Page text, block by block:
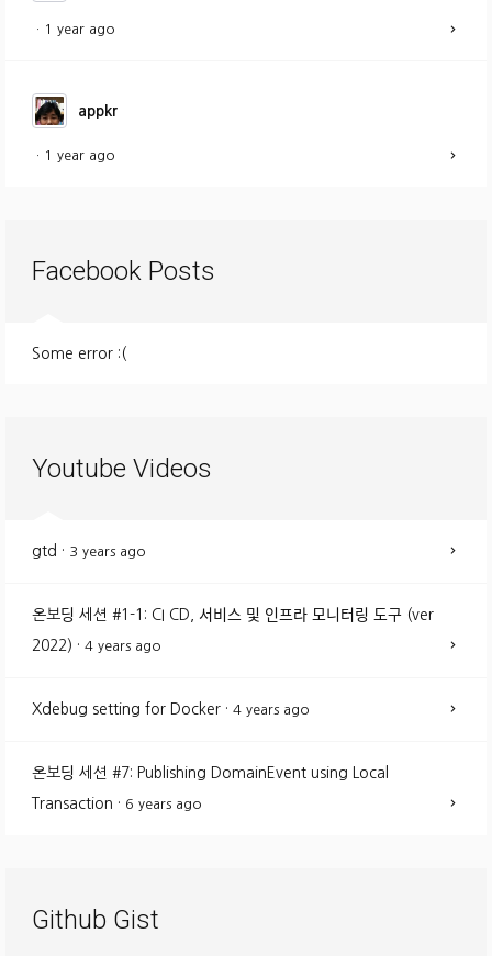
· 1 year ago
appkr
· 1 year ago
Facebook Posts
Some error :(
Youtube Videos
gtd · 3 years ago
온보딩 세션 #1-1: CI CD, 서비스 및 인프라 모니터링 도구 (ver
2022) · 4 years ago
Xdebug setting for Docker · 4 years ago
온보딩 세션 #7: Publishing DomainEvent using Local
Transaction · 6 years ago
Github Gist